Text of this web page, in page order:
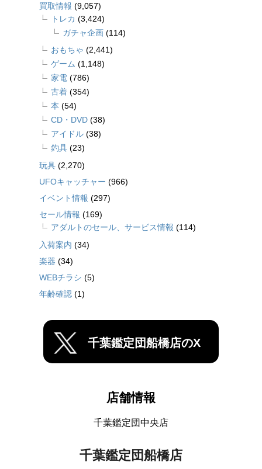
買取情報 (9,057)
トレカ (3,424)
ガチャ企画 (114)
おもちゃ (2,441)
ゲーム (1,148)
家電 (786)
古着 (354)
本 (54)
CD・DVD (38)
アイドル (38)
釣具 (23)
玩具 (2,270)
UFOキャッチャー (966)
イベント情報 (297)
セール情報 (169)
アダルトのセール、サービス情報 (114)
入荷案内 (34)
楽器 (34)
WEBチラシ (5)
年齢確認 (1)
千葉鑑定団船橋店のX
店舗情報
千葉鑑定団中央店
千葉鑑定団船橋店